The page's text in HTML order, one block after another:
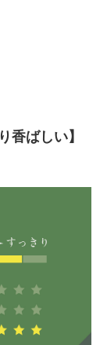
香ばしい】